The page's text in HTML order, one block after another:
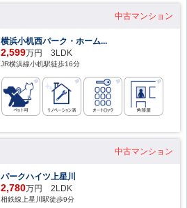
中古マンション
横浜小机西パーク・ホーム...
2,599万円 3LDK
JR横浜線小机駅徒歩16分
中古マンション
パークハイツ上星川
2,780万円 2LDK
相鉄線上星川駅徒歩9分